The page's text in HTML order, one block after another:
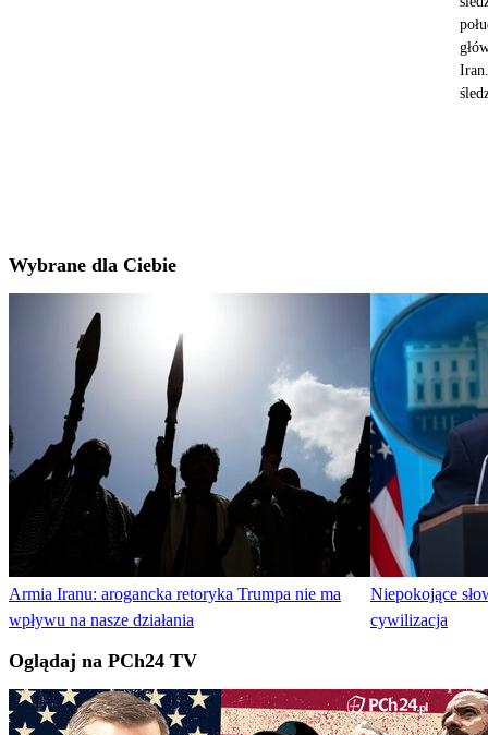
Wybrane dla Ciebie
Armia Iranu: arogancka retoryka Trumpa nie ma
wpływu na nasze działania
Niepokojące
cywilizacja
Oglądaj na PCh24 TV